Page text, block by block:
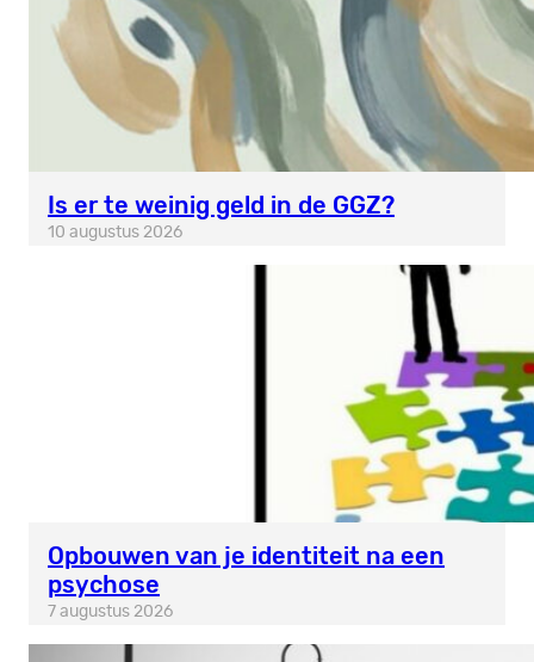
Is er te weinig geld in de GGZ?
10 augustus 2026
Opbouwen van je identiteit na een
psychose
7 augustus 2026